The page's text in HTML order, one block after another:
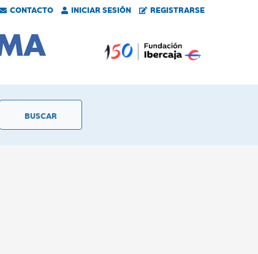
CONTACTO INICIAR SESIÓN REGISTRARSE